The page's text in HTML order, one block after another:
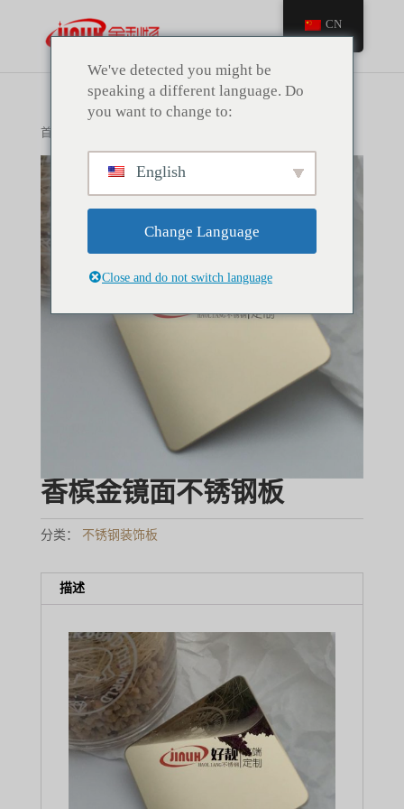
首页
香槟金镜面不锈钢板
分类： 不锈钢装饰板
描述
CN
We've detected you might be
speaking a different language. Do
you want to change to:
English
Change Language
Close and do not switch language